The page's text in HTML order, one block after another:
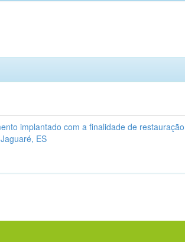
implantado com a finalidade de restauração
ES